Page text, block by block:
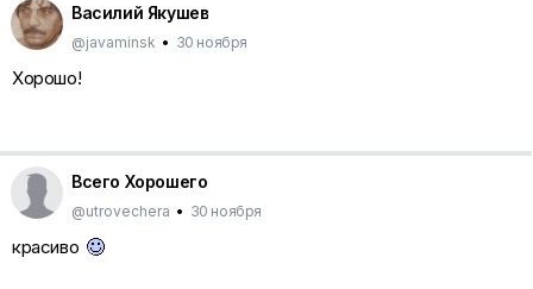
Василий Якушев
@javaminsk • 30 ноября
Хорошо!
Всего Хорошего
@utrovechera • 30 ноября
красиво